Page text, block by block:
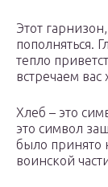
Этот
пополняться.
тепло
встречаем
Хлеб – это
это символ
было принято
воинской